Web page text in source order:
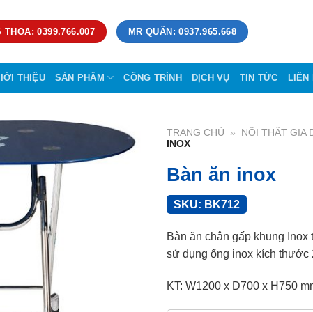
THOA: 0399.766.007 MR QUÂN: 0937.965.668
THIỆU SẢN PHẨM CÔNG TRÌNH DỊCH VỤ TIN TỨC LIÊN
TRANG CHỦ » NỘI THẤT GIA
INOX
Bàn ăn inox
SKU: BK712
Bàn ăn chân gấp khung
sử dụng ống inox kích thước
KT: W1200 x D700 x H750